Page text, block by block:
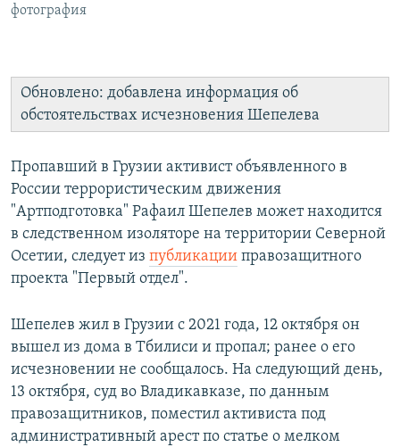
Все сайты РСЕ/РС
фотография
Обновлено: добавлена информация об
обстоятельствах исчезновения Шепелева
Пропавший в Грузии активист объявленного в
России террористическим движения
"Артподготовка" Рафаил Шепелев может находится
в следственном изоляторе на территории Северной
Осетии, следует из публикации правозащитного
проекта "Первый отдел".
Шепелев жил в Грузии с 2021 года, 12 октября он
вышел из дома в Тбилиси и пропал; ранее о его
исчезновении не сообщалось. На следующий день,
13 октября, суд во Владикавказе, по данным
правозащитников, поместил активиста под
административный арест по статье о мелком